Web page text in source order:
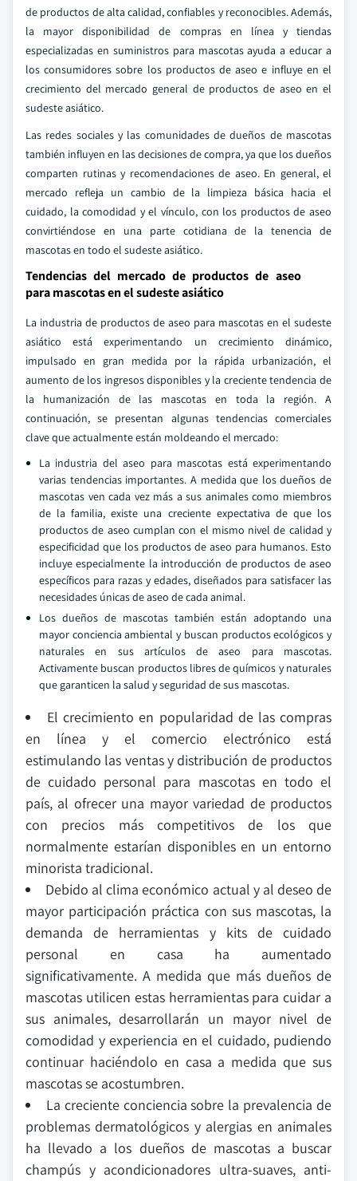
de productos de alta calidad, confiables y reconocibles. Además,
la mayor disponibilidad de compras en línea y tiendas
especializadas en suministros para mascotas ayuda a educar a
los consumidores sobre los productos de aseo e influye en el
crecimiento del mercado general de productos de aseo en el
sudeste asiático.
Las redes sociales y las comunidades de dueños de mascotas
también influyen en las decisiones de compra, ya que los dueños
comparten rutinas y recomendaciones de aseo. En general, el
mercado refleja un cambio de la limpieza básica hacia el
cuidado, la comodidad y el vínculo, con los productos de aseo
convirtiéndose en una parte cotidiana de la tenencia de
mascotas en todo el sudeste asiático.
Tendencias del mercado de productos de aseo
para mascotas en el sudeste asiático
La industria de productos de aseo para mascotas en el sudeste
asiático está experimentando un crecimiento dinámico,
impulsado en gran medida por la rápida urbanización, el
aumento de los ingresos disponibles y la creciente tendencia de
la humanización de las mascotas en toda la región. A
continuación, se presentan algunas tendencias comerciales
clave que actualmente están moldeando el mercado:
La industria del aseo para mascotas está experimentando
varias tendencias importantes. A medida que los dueños de
mascotas ven cada vez más a sus animales como miembros
de la familia, existe una creciente expectativa de que los
productos de aseo cumplan con el mismo nivel de calidad y
especificidad que los productos de aseo para humanos. Esto
incluye especialmente la introducción de productos de aseo
específicos para razas y edades, diseñados para satisfacer las
necesidades únicas de aseo de cada animal.
Los dueños de mascotas también están adoptando una
mayor conciencia ambiental y buscan productos ecológicos y
naturales en sus artículos de aseo para mascotas.
Activamente buscan productos libres de químicos y naturales
que garanticen la salud y seguridad de sus mascotas.
El crecimiento en popularidad de las compras
en línea y el comercio electrónico está
estimulando las ventas y distribución de productos
de cuidado personal para mascotas en todo el
país, al ofrecer una mayor variedad de productos
con precios más competitivos de los que
normalmente estarían disponibles en un entorno
minorista tradicional.
Debido al clima económico actual y al deseo de
mayor participación práctica con sus mascotas, la
demanda de herramientas y kits de cuidado
personal en casa ha aumentado
significativamente. A medida que más dueños de
mascotas utilicen estas herramientas para cuidar a
sus animales, desarrollarán un mayor nivel de
comodidad y experiencia en el cuidado, pudiendo
continuar haciéndolo en casa a medida que sus
mascotas se acostumbren.
La creciente conciencia sobre la prevalencia de
problemas dermatológicos y alergias en animales
ha llevado a los dueños de mascotas a buscar
champús y acondicionadores ultra-suaves, anti-